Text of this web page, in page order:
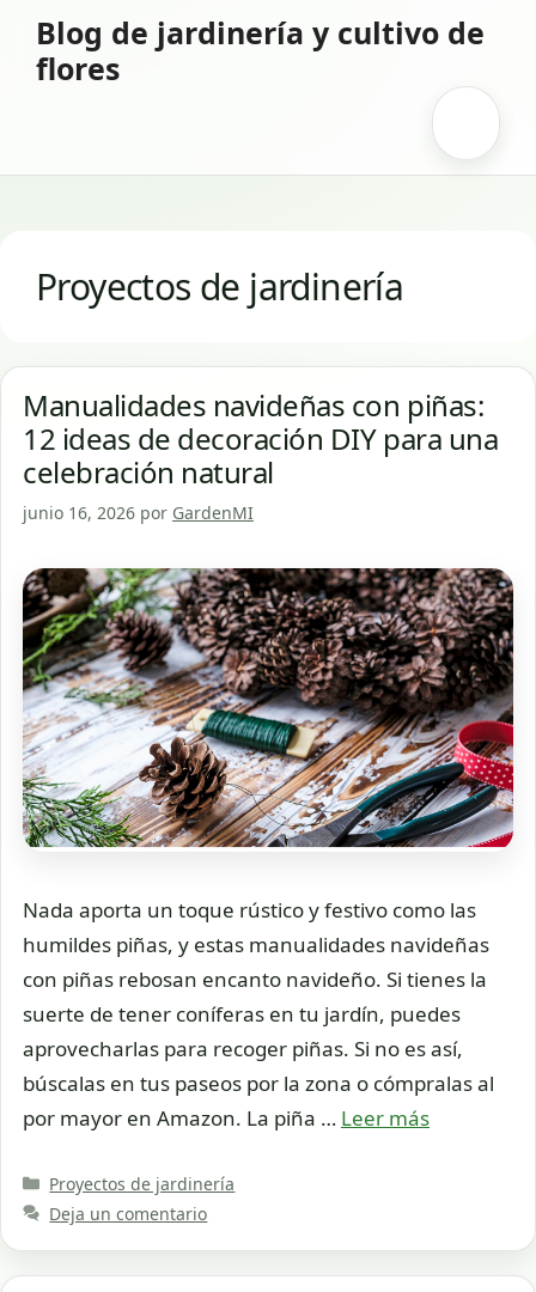
contenido
Blog de jardinería y cultivo de
flores
Proyectos de jardinería
Manualidades navideñas con piñas:
12 ideas de decoración DIY para una
celebración natural
junio 16, 2026 por GardenMI
Nada aporta un toque rústico y festivo como las
humildes piñas, y estas manualidades navideñas
con piñas rebosan encanto navideño. Si tienes la
suerte de tener coníferas en tu jardín, puedes
aprovecharlas para recoger piñas. Si no es así,
búscalas en tus paseos por la zona o cómpralas al
por mayor en Amazon. La piña … Leer más
Categorías
Proyectos de jardinería
Deja un comentario